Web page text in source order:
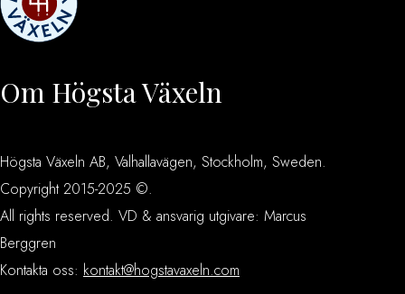
Om Högsta Växeln
Högsta Växeln AB, Valhallavägen, Stockholm, Sweden.
Copyright 2015-2025 ©.
All rights reserved. VD & ansvarig utgivare: Marcus
Berggren
Kontakta oss: kontakt@hogstavaxeln.com